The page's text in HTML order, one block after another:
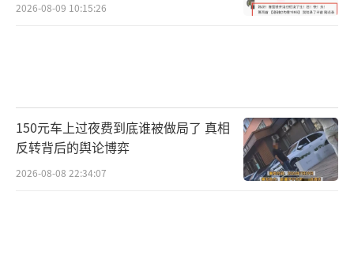
2026-08-09 10:15:26
150元车上过夜费到底谁被做局了 真相
反转背后的舆论博弈
2026-08-08 22:34:07